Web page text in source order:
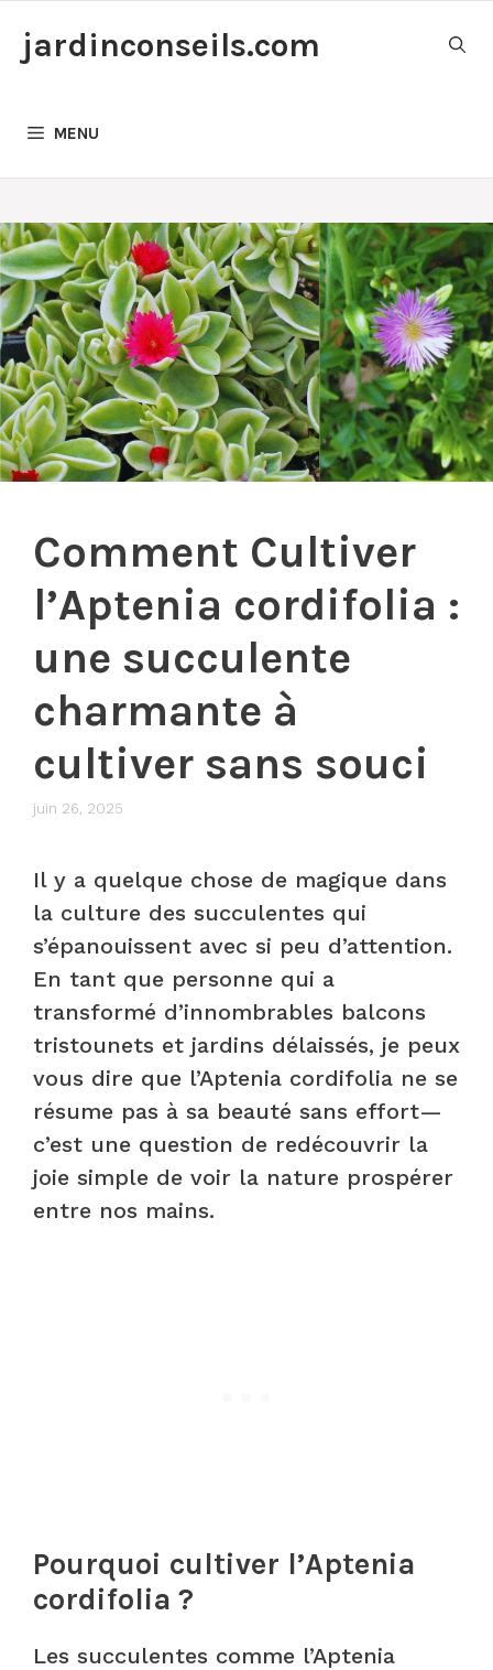
jardinconseils.com
MENU
Comment Cultiver
l’Aptenia cordifolia :
une succulente
charmante à
cultiver sans souci
juin 26, 2025
Il y a quelque chose de magique dans
la culture des succulentes qui
s’épanouissent avec si peu d’attention.
En tant que personne qui a
transformé d’innombrables balcons
tristounets et jardins délaissés, je peux
vous dire que l’Aptenia cordifolia ne se
résume pas à sa beauté sans effort—
c’est une question de redécouvrir la
joie simple de voir la nature prospérer
entre nos mains.
Pourquoi cultiver l’Aptenia
cordifolia ?
Les succulentes comme l’Aptenia